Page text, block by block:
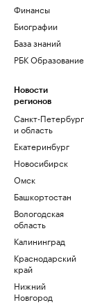
Финансы
Биографии
База знаний
РБК Образование
Новости
регионов
Санкт-Петербург
и область
Екатеринбург
Новосибирск
Омск
Башкортостан
Вологодская
область
Калининград
Краснодарский
край
Нижний
Новгород